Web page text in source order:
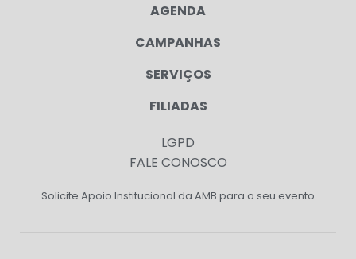
AGENDA
CAMPANHAS
SERVIÇOS
FILIADAS
LGPD
FALE CONOSCO
Solicite Apoio Institucional da AMB para o seu evento